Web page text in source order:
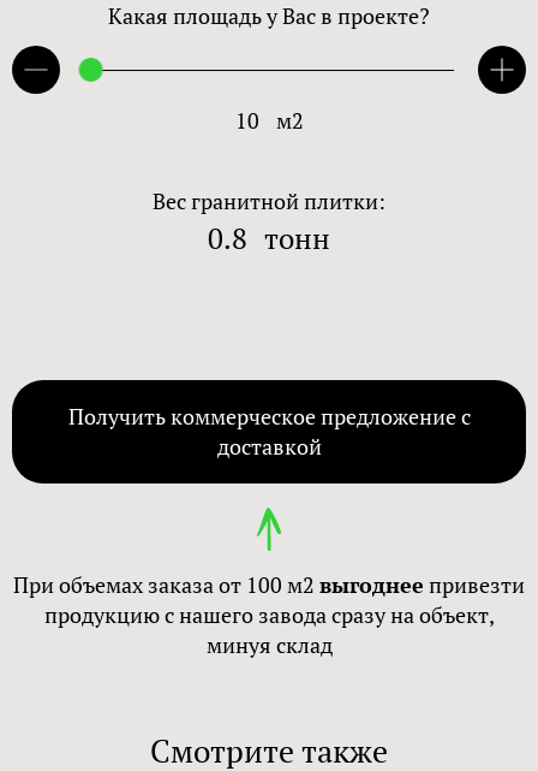
Какая площадь у Вас в проекте?
10 м2
Вес гранитной плитки:
0.8 тонн
Получить коммерческое предложение с
доставкой
При объемах заказа от 100 м2 выгоднее привезти
продукцию с нашего завода сразу на объект,
минуя склад
Смотрите также